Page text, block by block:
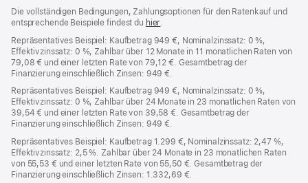
Die vollständigen Bedingungen, Zahlungsoptionen für den Ratenkauf und
entsprechende Beispiele findest du hier(Öffnet
neues
Fenster)
.
Repräsentatives Beispiel: Kaufbetrag 949 €, Nominalzinssatz: 0 %,
Effektivzinssatz: 0 %, Zahlbar über 12 Monate in 11 monatlichen Raten von
79,08 € und einer letzten Rate von 79,12 €. Gesamtbetrag der
Finanzierung einschließlich Zinsen: 949 €.
Repräsentatives Beispiel: Kaufbetrag 949 €, Nominalzinssatz: 0 %,
Effektivzinssatz: 0 %, Zahlbar über 24 Monate in 23 monatlichen Raten von
39,54 € und einer letzten Rate von 39,58 €. Gesamtbetrag der
Finanzierung einschließlich Zinsen: 949 €.
Repräsentatives Beispiel: Kaufbetrag 1.299 €, Nominalzinssatz: 2,47 %,
Effektivzinssatz: 2,5 %. Zahlbar über 24 Monate in 23 monatlichen Raten
von 55,53 € und einer letzten Rate von 55,50 €. Gesamtbetrag der
Finanzierung einschließlich Zinsen: 1.332,69 €.